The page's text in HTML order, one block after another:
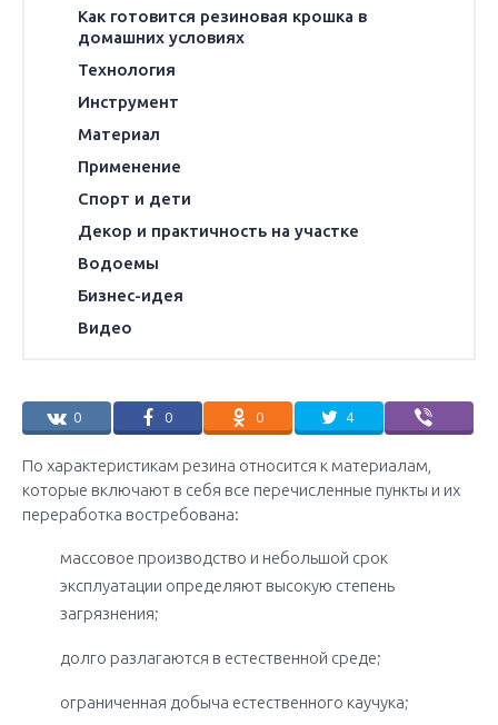
Как готовится резиновая крошка в
домашних условиях
Технология
Инструмент
Материал
Применение
Спорт и дети
Декор и практичность на участке
Водоемы
Бизнес-идея
Видео
0 0 0 4
По характеристикам резина относится к материалам,
которые включают в себя все перечисленные пункты и их
переработка востребована:
массовое производство и небольшой срок
эксплуатации определяют высокую степень
загрязнения;
долго разлагаются в естественной среде;
ограниченная добыча естественного каучука;